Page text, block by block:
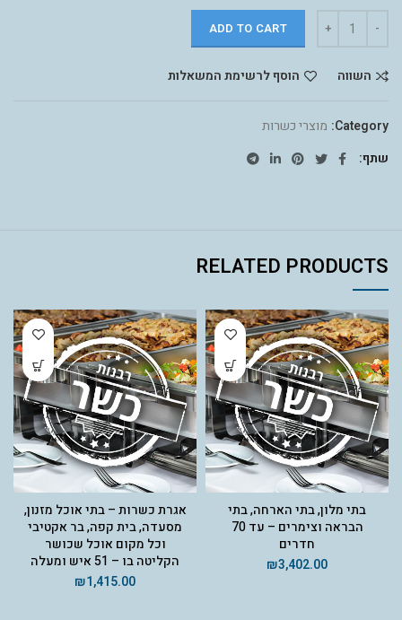
ADD TO CART
השווה הוסף לרשימת המשאלות
Category: מוצרי כשרות
שתף
RELATED PRODUCTS
בתי מלון, בתי הארחה, בתי
הבראה וצימרים – עד 70
חדרים
₪3,402.00
אגרת כשרות – בתי אוכל מזנון,
מסעדה, בית קפה, בר אקטיבי
וכל מקום אוכל שכושר
הקליטה בו – 51 איש ומעלה
₪1,415.00